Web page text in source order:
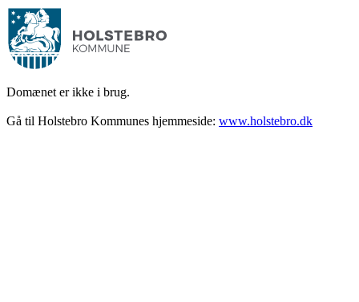
Domænet er ikke i brug.
Gå til Holstebro Kommunes hjemmeside: www.holstebro.dk